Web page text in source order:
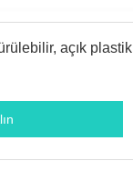
açık plastik